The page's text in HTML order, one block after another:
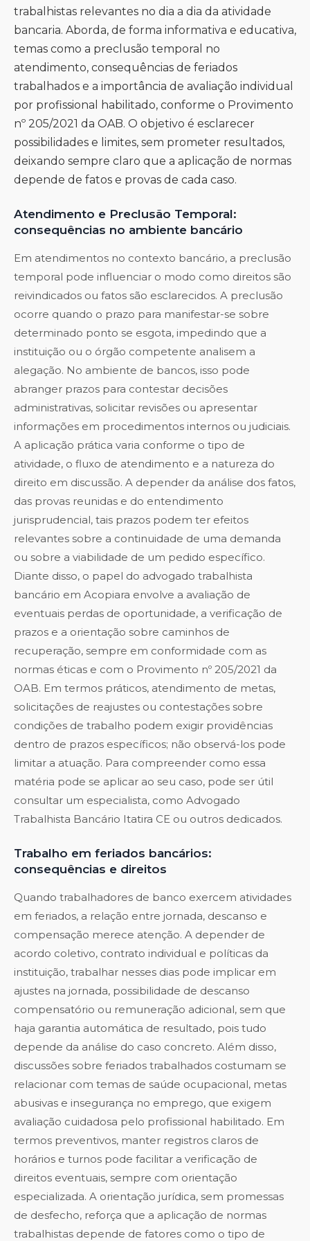
trabalhistas relevantes no dia a dia da atividade
bancaria. Aborda, de forma informativa e educativa,
temas como a preclusão temporal no
atendimento, consequências de feriados
trabalhados e a importância de avaliação individual
por profissional habilitado, conforme o Provimento
nº 205/2021 da OAB. O objetivo é esclarecer
possibilidades e limites, sem prometer resultados,
deixando sempre claro que a aplicação de normas
depende de fatos e provas de cada caso.
Atendimento e Preclusão Temporal:
consequências no ambiente bancário
Em atendimentos no contexto bancário, a preclusão
temporal pode influenciar o modo como direitos são
reivindicados ou fatos são esclarecidos. A preclusão
ocorre quando o prazo para manifestar-se sobre
determinado ponto se esgota, impedindo que a
instituição ou o órgão competente analisem a
alegação. No ambiente de bancos, isso pode
abranger prazos para contestar decisões
administrativas, solicitar revisões ou apresentar
informações em procedimentos internos ou judiciais.
A aplicação prática varia conforme o tipo de
atividade, o fluxo de atendimento e a natureza do
direito em discussão. A depender da análise dos fatos,
das provas reunidas e do entendimento
jurisprudencial, tais prazos podem ter efeitos
relevantes sobre a continuidade de uma demanda
ou sobre a viabilidade de um pedido específico.
Diante disso, o papel do advogado trabalhista
bancário em Acopiara envolve a avaliação de
eventuais perdas de oportunidade, a verificação de
prazos e a orientação sobre caminhos de
recuperação, sempre em conformidade com as
normas éticas e com o Provimento nº 205/2021 da
OAB. Em termos práticos, atendimento de metas,
solicitações de reajustes ou contestações sobre
condições de trabalho podem exigir providências
dentro de prazos específicos; não observá-los pode
limitar a atuação. Para compreender como essa
matéria pode se aplicar ao seu caso, pode ser útil
consultar um especialista, como Advogado
Trabalhista Bancário Itatira CE ou outros dedicados.
Trabalho em feriados bancários:
consequências e direitos
Quando trabalhadores de banco exercem atividades
em feriados, a relação entre jornada, descanso e
compensação merece atenção. A depender de
acordo coletivo, contrato individual e políticas da
instituição, trabalhar nesses dias pode implicar em
ajustes na jornada, possibilidade de descanso
compensatório ou remuneração adicional, sem que
haja garantia automática de resultado, pois tudo
depende da análise do caso concreto. Além disso,
discussões sobre feriados trabalhados costumam se
relacionar com temas de saúde ocupacional, metas
abusivas e insegurança no emprego, que exigem
avaliação cuidadosa pelo profissional habilitado. Em
termos preventivos, manter registros claros de
horários e turnos pode facilitar a verificação de
direitos eventuais, sempre com orientação
especializada. A orientação jurídica, sem promessas
de desfecho, reforça que a aplicação de normas
trabalhistas depende de fatores como o tipo de